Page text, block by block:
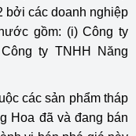
bởi các doanh nghiệp
gồm: (i) Công ty
ty TNHH Năng
các sản phẩm tháp
Hoa đã và đang bán